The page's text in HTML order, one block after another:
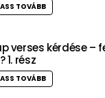
TOVÁBB
verses kérdése –
1. rész
TOVÁBB